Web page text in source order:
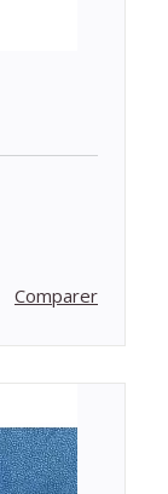
Comparer